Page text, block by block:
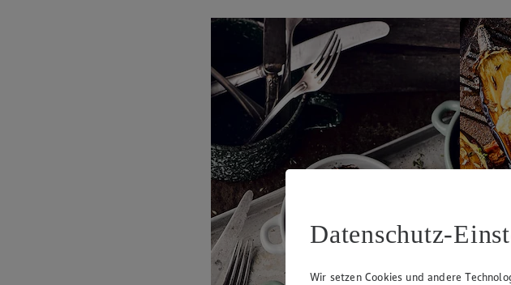
Datenschutz-
Wir setzen Cookies und andere